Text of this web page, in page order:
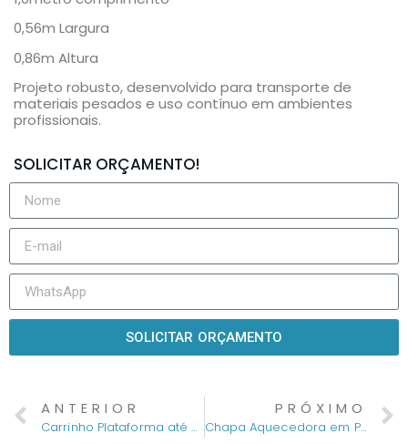
0,56m Largura
0,86m Altura
Projeto robusto, desenvolvido para transporte de
materiais pesados e uso contínuo em ambientes
profissionais.
SOLICITAR ORÇAMENTO!
SOLICITAR ORÇAMENTO
ANTERIOR
Carrinho Plataforma até 500kg
PRÓXIMO
Chapa Aquecedora em Plataforma com Aquecimento até 300°C